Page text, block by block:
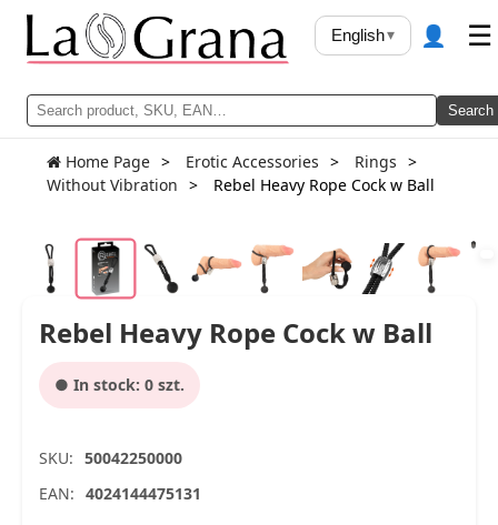
Search
English▾ 👤 ☰
Home Page Erotic Accessories
Rings
Without Vibration
Rebel Heavy Rope Cock w Ball
Rebel Heavy Rope Cock w Ball
● In stock: 0 szt.
SKU: 50042250000
EAN: 4024144475131